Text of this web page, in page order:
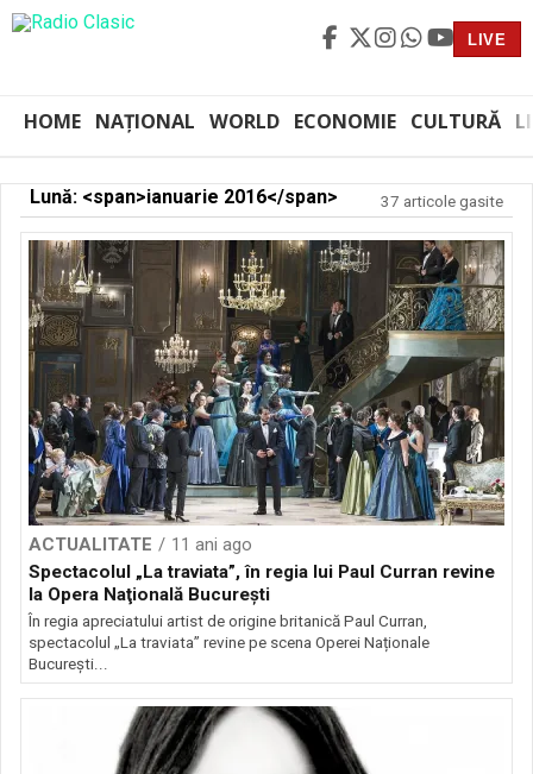
LIVE
HOME NAȚIONAL WORLD ECONOMIE CULTURĂ
Lună: <span>ianuarie 2016</span> 37 articole gasite
ACTUALITATE
11 ani ago
Spectacolul „La traviata”, în regia lui Paul Curran revine
la Opera Naţională Bucureşti
În regia apreciatului artist de origine britanică Paul Curran,
spectacolul „La traviata” revine pe scena Operei Naționale
București...